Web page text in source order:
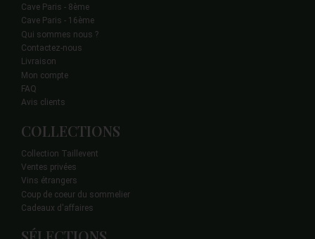
Cave Paris - 8ème
Cave Paris - 16ème
Qui sommes nous ?
Contactez-nous
Livraison
Mon compte
FAQ
Avis clients
COLLECTIONS
Collection Taillevent
Ventes privées
Vins étrangers
Coup de coeur du sommelier
Cadeaux d'affaires